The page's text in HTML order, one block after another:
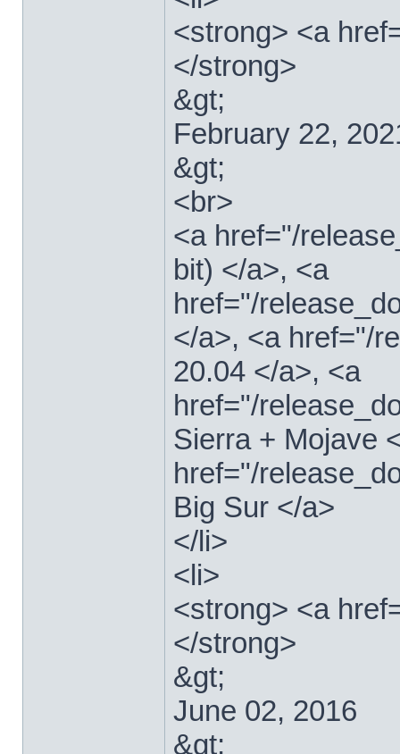
<strong> <a
</strong>
&gt;
February 22,
&gt;
<br>
<a href="/
bit) </a>, <a
href="/
</a>, <a href="/
20.04 </a>, <a
href="/
Sierra + Mojave
href="/
Big Sur </a>
</li>
<li>
<strong> <a
</strong>
&gt;
June 02, 2016
&gt;